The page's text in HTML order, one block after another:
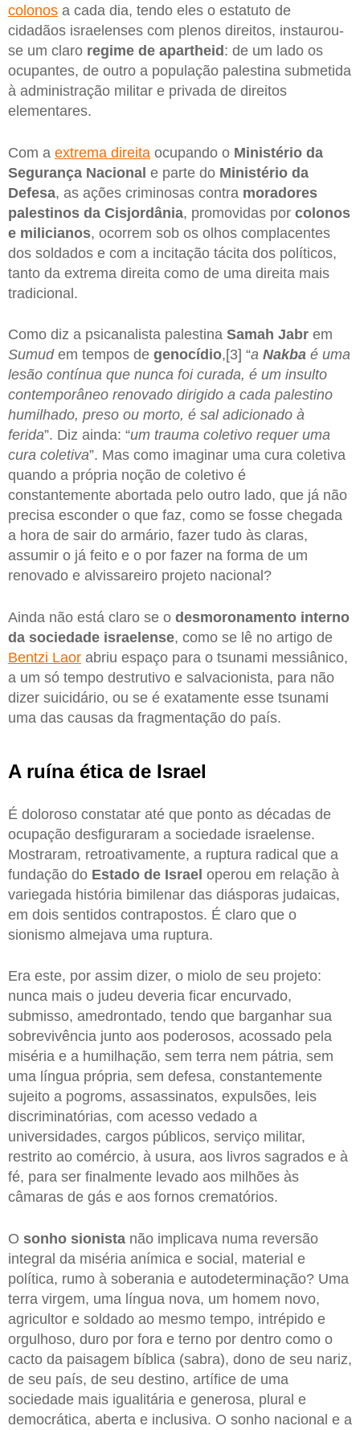
colonos a cada dia, tendo eles o estatuto de
cidadãos israelenses com plenos direitos, instaurou-
se um claro regime de apartheid : de um lado os
ocupantes, de outro a população palestina submetida
à administração militar e privada de direitos
elementares.
Com a extrema direita ocupando o Ministério da
Segurança Nacional e parte do Ministério da
Defesa, as ações criminosas contra moradores
palestinos da Cisjordânia, promovidas por colonos
e milicianos, ocorrem sob os olhos complacentes
dos soldados e com a incitação tácita dos políticos,
tanto da extrema direita como de uma direita mais
tradicional.
Como diz a psicanalista palestina Samah Jabr em
Sumudem tempos de genocídio,[3] “a Nakba é uma
lesão contínua que nunca foi curada, é um insulto
contemporâneo renovado dirigido a cada palestino
humilhado, preso ou morto, é sal adicionado à
ferida”. Diz ainda: “um trauma coletivo requer uma
cura coletiva”. Mas como imaginar uma cura coletiva
quando a própria noção de coletivo é
constantemente abortada pelo outro lado, que já não
precisa esconder o que faz, como se fosse chegada
a hora de sair do armário, fazer tudo às claras,
assumir o já feito e o por fazer na forma de um
renovado e alvissareiro projeto nacional?
Ainda não está claro se o desmoronamento interno
da sociedade israelense, como se lê no artigo de
Bentzi Laor abriu espaço para o tsunami messiânico,
a um só tempo destrutivo e salvacionista, para não
dizer suicidário, ou se é exatamente esse tsunami
uma das causas da fragmentação do país.
A ruína ética de Israel
É doloroso constatar até que ponto as décadas de
ocupação desfiguraram a sociedade israelense.
Mostraram, retroativamente, a ruptura radical que a
fundação do Estado de Israel operou em relação à
variegada história bimilenar das diásporas judaicas,
em dois sentidos contrapostos. É claro que o
sionismo almejava uma ruptura.
Era este, por assim dizer, o miolo de seu projeto:
nunca mais o judeu deveria ficar encurvado,
submisso, amedrontado, tendo que barganhar sua
sobrevivência junto aos poderosos, acossado pela
miséria e a humilhação, sem terra nem pátria, sem
uma língua própria, sem defesa, constantemente
sujeito a pogroms, assassinatos, expulsões, leis
discriminatórias, com acesso vedado a
universidades, cargos públicos, serviço militar,
restrito ao comércio, à usura, aos livros sagrados e à
fé, para ser finalmente levado aos milhões às
câmaras de gás e aos fornos crematórios.
O sonho sionista não implicava numa reversão
integral da miséria anímica e social, material e
política, rumo à soberania e autodeterminação? Uma
terra virgem, uma língua nova, um homem novo,
agricultor e soldado ao mesmo tempo, intrépido e
orgulhoso, duro por fora e terno por dentro como o
cacto da paisagem bíblica (sabra), dono de seu nariz,
de seu país, de seu destino, artífice de uma
sociedade mais igualitária e generosa, plural e
democrática, aberta e inclusiva. O sonho nacional e a